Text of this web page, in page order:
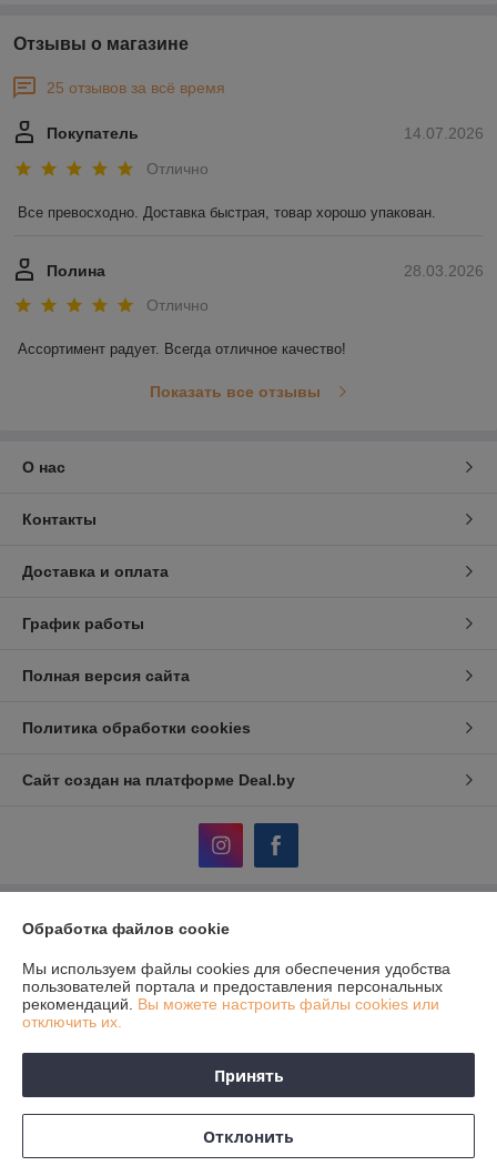
Отзывы о магазине
25 отзывов за всё время
14.07.2026
Покупатель
Отлично
Все превосходно. Доставка быстрая, товар хорошо упакован.
28.03.2026
Полина
Отлично
Ассортимент радует. Всегда отличное качество!
Показать все отзывы
О нас
Контакты
Доставка и оплата
График работы
Полная версия сайта
Политика обработки cookies
Сайт создан на платформе Deal.by
Информация для покупателя
Юридическое лицо:ЧТУП «АвтоДСтехно»
г. Минск, ул. Тимирязева, 10-211
Регистрационный номер ЕГР: 690849380
УНП: 690849380
Регистрационный орган: Исполком Дзержинского района
Дата регистрации компании: 05.12.2012
Местонахождение книги жалоб и предложений: Тимирязева, 10
Обработка файлов cookie
Мы используем файлы cookies для обеспечения удобства
пользователей портала и предоставления персональных
рекомендаций. Вы можете настроить файлы cookies или
отключить их.
Принять
Отклонить